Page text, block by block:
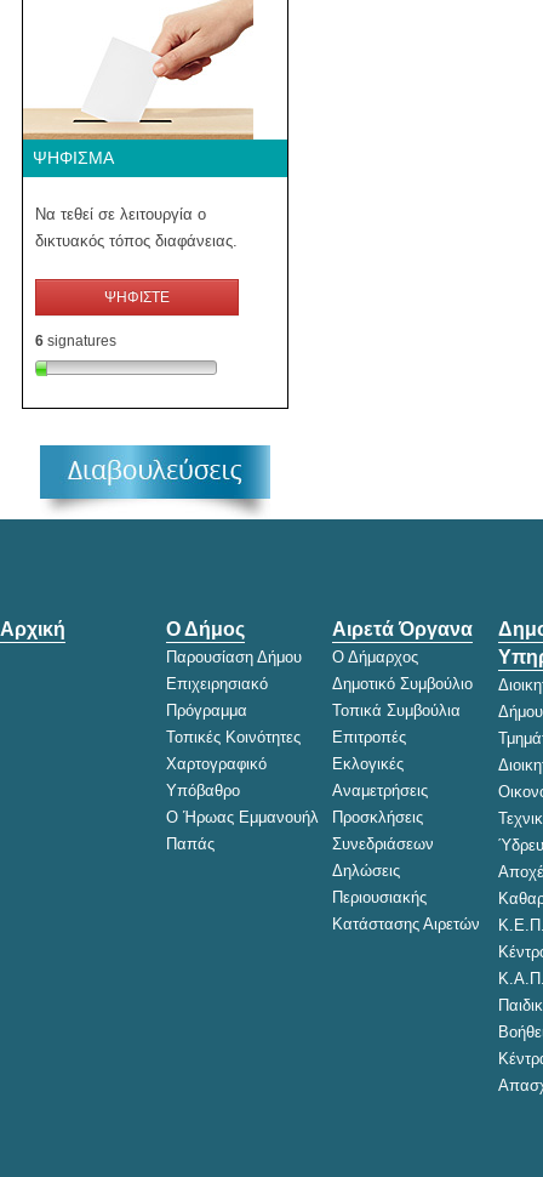
ΨΉΦΙΣΜΑ
Να τεθεί σε λειτουργία ο
δικτυακός τόπος διαφάνειας.
ΨΗΦΙΣΤΕ
6 signatures
Αρχική Ο Δήμος
Παρουσίαση Δήμου
Επιχειρησιακό
Πρόγραμμα
Τοπικές Κοινότητες
Χαρτογραφικό
Υπόβαθρο
Ο Ήρωας Εμμανουήλ
Παπάς
Αιρετά Όργανα
Ο Δήμαρχος
Δημοτικό Συμβούλιο
Τοπικά Συμβούλια
Επιτροπές
Εκλογικές
Αναμετρήσεις
Προσκλήσεις
Συνεδριάσεων
Δηλώσεις
Περιουσιακής
Κατάστασης Αιρετών
Δήμου